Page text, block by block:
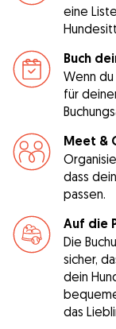
eine
Buch
Wenn
für
Meet &
dass
passen.
Auf die
Die
sicher,
dein
das